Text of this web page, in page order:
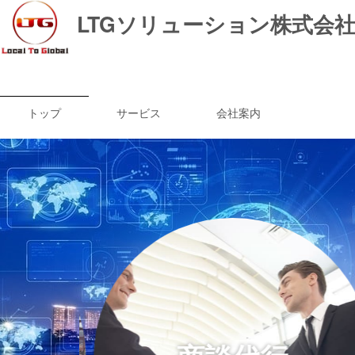
LTGソリューション株式会社
トップ サービス 会社案内